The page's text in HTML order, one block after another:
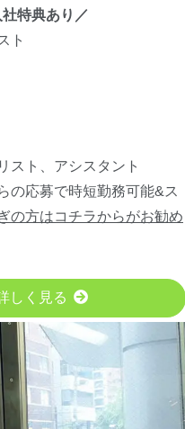
特典あり／
ト
スト、アシスタント
の応募で時短勤務可能&ス
の方はコチラからがお勧め
しく見る